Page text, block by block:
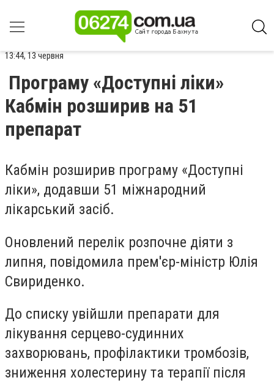
13:44, 13 червня
Програму «Доступні ліки»
Кабмін розширив на 51
препарат
Кабмін розширив програму «Доступні
ліки», додавши 51 міжнародний
лікарський засіб.
Оновлений перелік розпочне діяти з
липня, повідомила прем'єр-міністр Юлія
Свириденко.
До списку увійшли препарати для
лікування серцево-судинних
захворювань, профілактики тромбозів,
зниження холестерину та терапії після